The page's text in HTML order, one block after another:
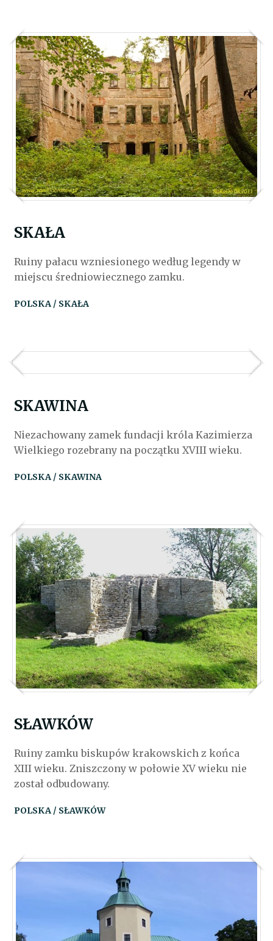
SKAŁA
Ruiny pałacu wzniesionego według legendy w
miejscu średniowiecznego zamku.
POLSKA / SKAŁA
SKAWINA
Niezachowany zamek fundacji króla Kazimierza
Wielkiego rozebrany na początku XVIII wieku.
POLSKA / SKAWINA
SŁAWKÓW
Ruiny zamku biskupów krakowskich z końca
XIII wieku. Zniszczony w połowie XV wieku nie
został odbudowany.
POLSKA / SŁAWKÓW